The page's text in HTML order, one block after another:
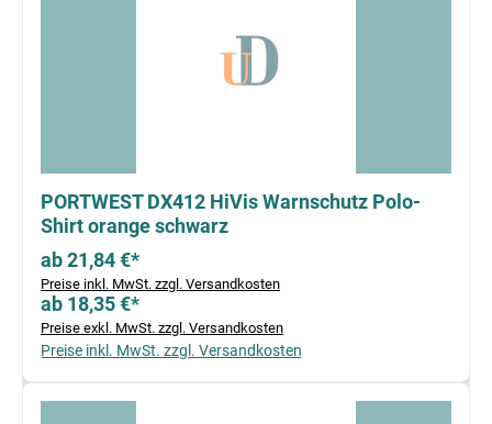
PORTWEST DX412 HiVis Warnschutz Polo-
Shirt orange schwarz
ab 21,84 €*
Preise inkl. MwSt. zzgl. Versandkosten
ab 18,35 €*
Preise exkl. MwSt. zzgl. Versandkosten
Preise inkl. MwSt. zzgl. Versandkosten